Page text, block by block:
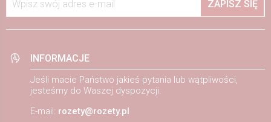
Wpisz swój adres e-mail ZAPISZ SIĘ
INFORMACJE
Jeśli macie Państwo jakieś pytania lub wątpliwości,
jesteśmy do Waszej dyspozycji.
E-mail: rozety@rozety.pl